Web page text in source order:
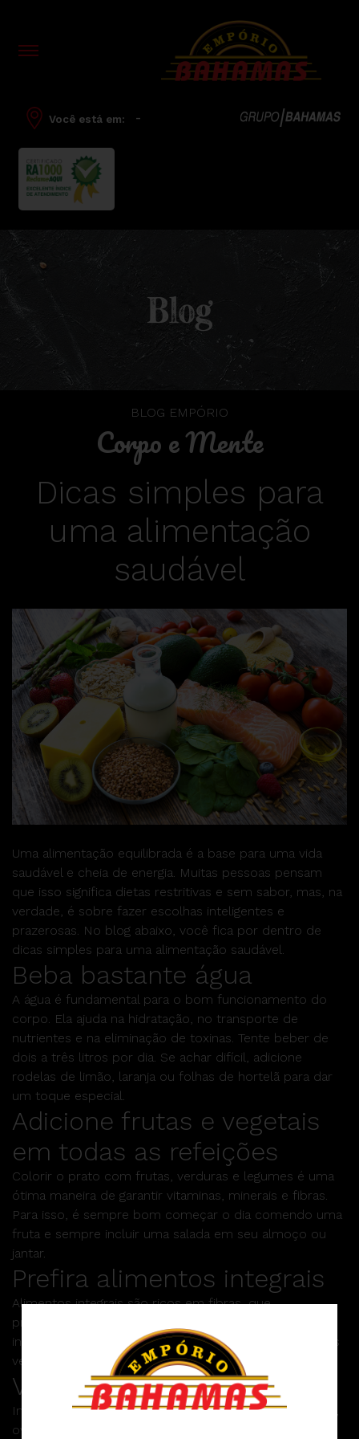
Você está em: -
Blog
BLOG EMPÓRIO
Corpo e Mente
Dicas simples para
uma alimentação
saudável
Uma alimentação equilibrada é a base para uma vida
saudável e cheia de energia. Muitas pessoas pensam
que isso significa dietas restritivas e sem sabor, mas, na
verdade, é sobre fazer escolhas inteligentes e
prazerosas. No blog abaixo, você fica por dentro de
dicas simples para uma alimentação saudável.
Beba bastante água
A água é fundamental para o bom funcionamento do
corpo. Ela ajuda na hidratação, no transporte de
nutrientes e na eliminação de toxinas. Tente beber de
dois a três litros por dia. Se achar difícil, adicione
rodelas de limão, laranja ou folhas de hortelã para dar
um toque especial.
Adicione frutas e vegetais
em todas as refeições
Colorir o prato com frutas, verduras e legumes é uma
ótima maneira de garantir vitaminas, minerais e fibras.
Para isso, é sempre bom começar o dia comendo uma
fruta e sempre incluir uma salada em seu almoço ou
jantar.
Prefira alimentos integrais
Alimentos integrais são ricos em fibras, que
proporcionam maior saciedade e ajudam a regular o
intestino. Troque pão, arroz e massas brancas por suas
versões integrais.
Varie as fontes de proteína
Inclua proteínas magras, como peito de frango, peixes,
ovos e leguminosas (feijão, lentilha, grão-de-bico, por